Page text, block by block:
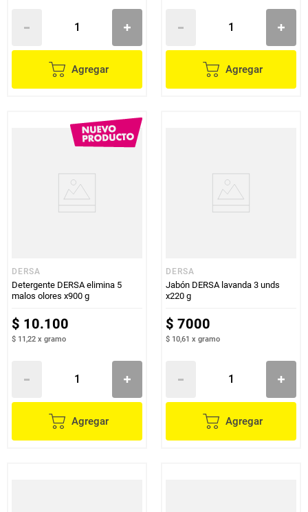
Agregar Agregar
DERSA
Detergente DERSA elimina 5
malos olores x900 g
$ 10.100
$ 11,22 x gramo
Agregar
DERSA
Jabón DERSA lavanda 3 unds
x220 g
$ 7000
$ 10,61 x gramo
Agregar